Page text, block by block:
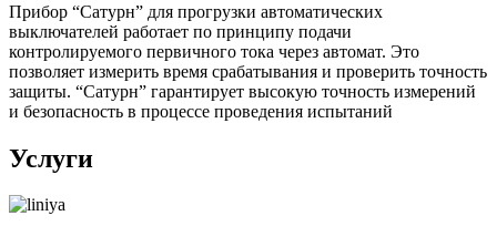
Прибор “Сатурн” для прогрузки автоматических
выключателей работает по принципу подачи
контролируемого первичного тока через автомат. Это
позволяет измерить время срабатывания и проверить точность
защиты. “Сатурн” гарантирует высокую точность измерений
и безопасность в процессе проведения испытаний
Услуги